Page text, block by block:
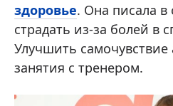
здоровье. Она писала в
страдать из-за болей в
Улучшить самочувствие
занятия с тренером.